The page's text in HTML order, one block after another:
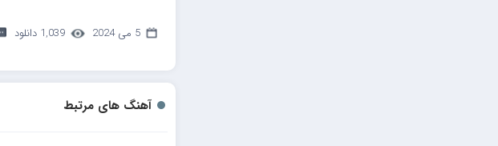
5 می 2024 1,039 دانلود
آهنگ های مرتبط